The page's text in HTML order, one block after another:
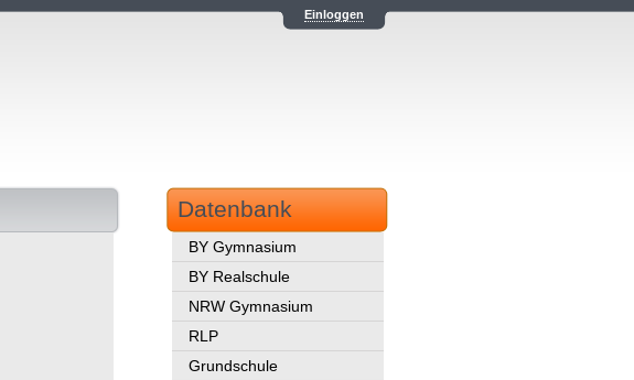
Einloggen
Datenbank
BY Gymnasium
BY Realschule
NRW Gymnasium
RLP
Grundschule